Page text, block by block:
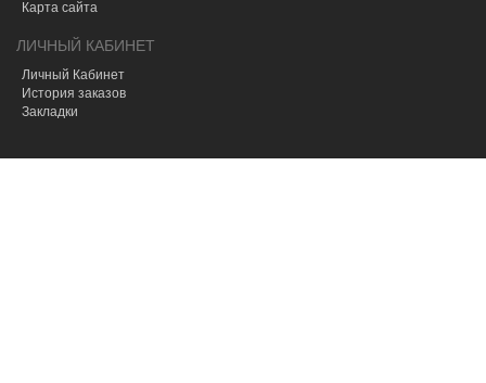
Карта сайта
ЛИЧНЫЙ КАБИНЕТ
Личный Кабинет
История заказов
Закладки